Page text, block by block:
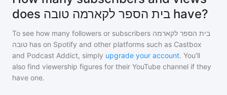
does בית הספר לקארמה טובה have?
To see how many followers or subscribers בית הספר לקארמה
טובה has on Spotify and other platforms such as Castbox
and Podcast Addict, simply upgrade your account. You'll
also find viewership figures for their YouTube channel if they
have one.